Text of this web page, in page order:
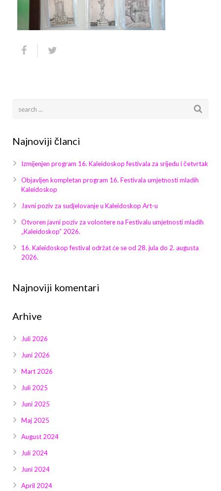
Video 2015
Video 2018
Galerija 2010
Galerija 2014
Galerija 2017
Galerija 2018
Galerija 2019
Galerija 2022
Galerija 2024
Galerija 2025
Najnoviji članci
Izmijenjen program 16. Kaleidoskop festivala za srijedu i četvrtak
Objavljen kompletan program 16. Festivala umjetnosti mladih
Kaleidoskop
Javni poziv za sudjelovanje u Kaleidoskop Art-u
Otvoren javni poziv za volontere na Festivalu umjetnosti mladih
„Kaleidoskop“ 2026.
16. Kaleidoskop festival održat će se od 28. jula do 2. augusta
2026.
Najnoviji komentari
Arhive
Juli 2026
Juni 2026
Mart 2026
Juli 2025
Juni 2025
Maj 2025
August 2024
Juli 2024
Juni 2024
April 2024